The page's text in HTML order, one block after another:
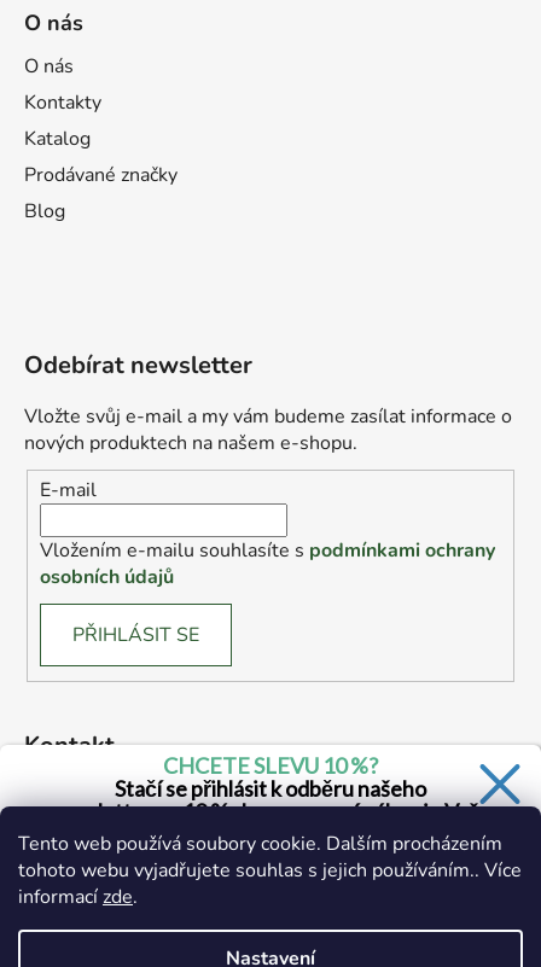
Tento web používá soubory cookie. Dalším procházením
tohoto webu vyjadřujete souhlas s jejich používáním.. Více
informacízde.
Nastavení
O nás
O nás
Kontakty
Katalog
Prodávané značky
Blog
Odebírat newsletter
Vložte svůj e-mail a my vám budeme zasílat informace o
nových produktech na našem e-shopu.
E-mail
Vložením e-mailu souhlasíte s podmínkami ochrany
osobních údajů
PŘIHLÁSIT SE
Kontakt
marketing@drogerie.cz
+420 734 671 390 (všední dny 6:00 - 14:30)
CHCETE SLEVU 10 %?
Stačí se přihlásit k odběru našeho
newsletteru a 10 % sleva na první nákup je Vaše.
Zásady zpracování osobních údajů